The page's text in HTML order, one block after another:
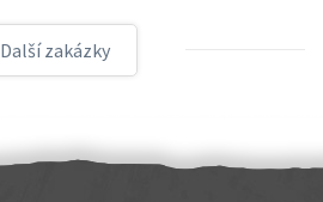
Další zakázky